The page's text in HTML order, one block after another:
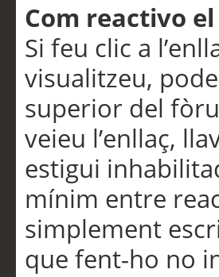
Com reactivo
Si feu clic a
visualitzeu,
superior del
veieu l’enllaç,
estigui
mínim entre
simplement
que fent-ho no